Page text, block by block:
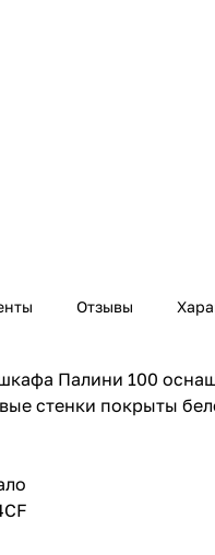
Отзывы
Палини 100
стенки покрыты